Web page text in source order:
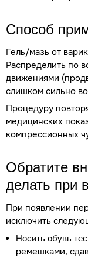
Способ
Гель/мазь от
Распределить по
движениями
слишком сильно
Процедуру
медицинских
компрессионных
Обратите
делать при
При появлении
исключить
Носить обувь
ремешками,